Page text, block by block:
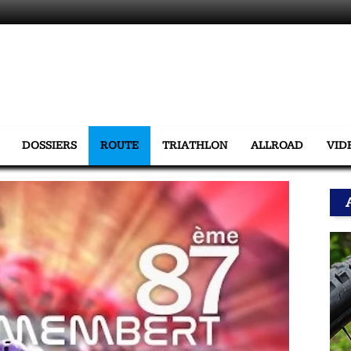
DOSSIERS ROUTE TRIATHLON ALLROAD